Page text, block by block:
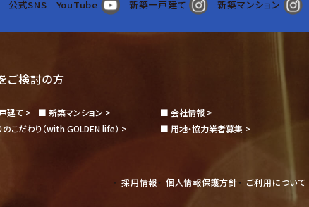
ただいた個人情報は、以下の目的で利用させていただきます。
ンテナンス・施工管理等を適切に行うため。
介等に関する業務等を適切に行うため。
ンス・リフォーム等のご対応のため。
フォーム購入資金に関する借入申込み手続き等のご支援のため。
・アンケート等への応募等に関するご連絡のため。
関する火災保険・その他損害保険契約加入に関する手続きのため。
公式SNS YouTube 新築一戸建て 新築マンション
ご検討の方
建て >
新築マンション >
のこだわり（with GOLDEN life） >
会社情報 >
用地・協力業者募集 >
採用情報 個人情報保護方針 ご利用について